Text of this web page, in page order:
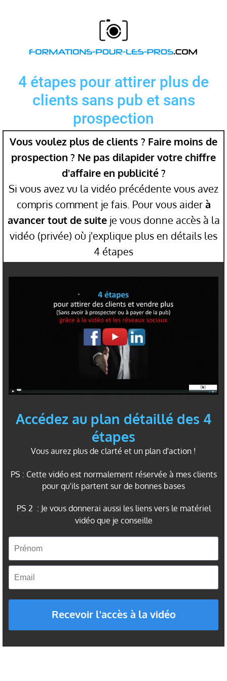
4 étapes pour attirer plus de
clients sans pub et sans
prospection
Vous voulez plus de clients ? Faire moins de
prospection ? Ne pas dilapider votre chiffre
d'affaire en publicité ?
Si vous avez vu la vidéo précédente vous avez
compris comment je fais. Pour vous aiderà
avancer tout de suiteje vous donne accès à la
vidéo (privée) où j'explique plus en détails les
4 étapes
Accédez au plan détaillé des 4
étapes
Vous aurez plus de clarté et un plan d'action !
PS : Cette vidéo est normalement réservée à mes clients
pour qu'ils partent sur de bonnes bases
PS 2 : Je vous donnerai aussi les liens vers le matériel
vidéo que je conseille
Recevoir l'accès à la vidéo